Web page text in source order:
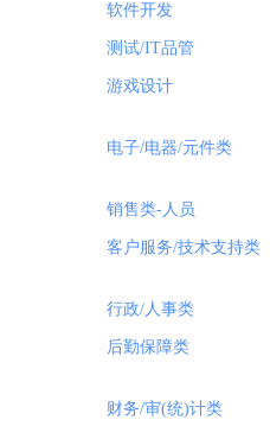
软件开发
测试/IT品管
游戏设计
电子/电器/元件类
销售类-人员
客户服务/技术支持类
行政/人事类
后勤保障类
财务/审(统)计类